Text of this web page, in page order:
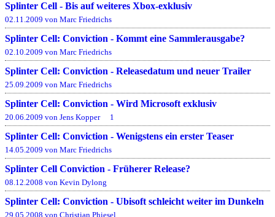
Splinter Cell - Bis auf weiteres Xbox-exklusiv
02.11.2009 von Marc Friedrichs
Splinter Cell: Conviction - Kommt eine Sammlerausgabe?
02.10.2009 von Marc Friedrichs
Splinter Cell: Conviction - Releasedatum und neuer Trailer
25.09.2009 von Marc Friedrichs
Splinter Cell: Conviction - Wird Microsoft exklusiv
20.06.2009 von Jens Kopper 1
Splinter Cell: Conviction - Wenigstens ein erster Teaser
14.05.2009 von Marc Friedrichs
Splinter Cell Conviction - Früherer Release?
08.12.2008 von Kevin Dylong
Splinter Cell: Conviction - Ubisoft schleicht weiter im Dunkeln
29.05.2008 von Christian Phiesel